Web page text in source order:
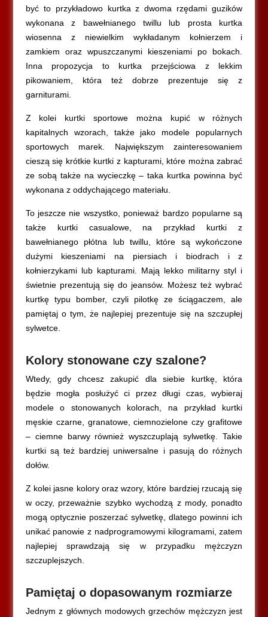
być to przykładowo kurtka z dwoma rzędami guzików
wykonana z bawełnianego twillu lub prosta kurtka
wiosenna z niewielkim wykładanym kołnierzem i
zamkiem oraz wpuszczanymi kieszeniami po bokach.
Inna propozycja to kurtka przejściowa z lekkim
pikowaniem, która też dobrze prezentuje się z
garniturami.
Z kolei kurtki sportowe można kupić w różnych
kapitalnych wzorach, także jako modele popularnych
sportowych marek. Największym zainteresowaniem
cieszą się krótkie kurtki z kapturami, które można zabrać
ze sobą także na wycieczkę – taka kurtka powinna być
wykonana z oddychającego materiału.
To jeszcze nie wszystko, ponieważ bardzo popularne są
także kurtki casualowe, na przykład kurtki z
bawełnianego płótna lub twillu, które są wykończone
dużymi kieszeniami na piersiach i biodrach i z
kołnierzykami lub kapturami. Mają lekko militarny styl i
świetnie prezentują się do jeansów. Możesz też wybrać
kurtkę typu bomber, czyli pilotkę ze ściągaczem, ale
pamiętaj o tym, że najlepiej prezentuje się na szczupłej
sylwetce.
Kolory stonowane czy szalone?
Wtedy, gdy chcesz zakupić dla siebie kurtkę, która
będzie mogła posłużyć ci przez długi czas, wybieraj
modele o stonowanych kolorach, na przykład kurtki
męskie czarne, granatowe, ciemnozielone czy grafitowe
– ciemne barwy również wyszczuplają sylwetkę. Takie
kurtki są też bardziej uniwersalne i pasują do różnych
dołów.
Z kolei jasne kolory oraz wzory, które bardziej rzucają się
w oczy, przeważnie szybko wychodzą z mody, ponadto
mogą optycznie poszerzać sylwetkę, dlatego powinni ich
unikać panowie z nadprogramowymi kilogramami, zatem
najlepiej sprawdzają się w przypadku mężczyzn
szczuplejszych.
Pamiętaj o dopasowanym rozmiarze
Jednym z głównych modowych grzechów mężczyzn jest